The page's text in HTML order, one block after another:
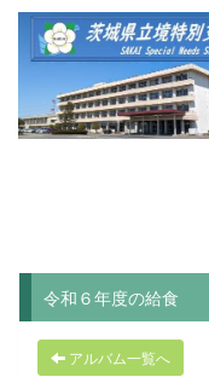
令和６年度の給食
アルバム一覧へ